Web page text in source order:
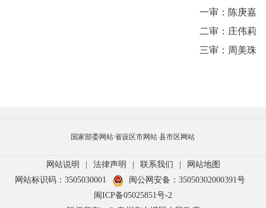
一审：陈庚嘉
二审：庄伟莉
三审：周美珠
国家部委网站省设区市网站 县市区网站
网站说明 | 法律声明 | 联系我们 |
网站地图
网站标识码：3505030001
闽公网安备：35050302000391号
闽ICP备05025851号-2